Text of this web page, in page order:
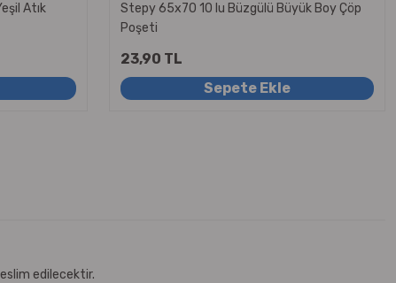
Atık
Stepy 65x70 10 lu Büzgülü Büyük Boy Çöp
Poşeti
23,90 TL
Sepete Ekle
edilecektir.